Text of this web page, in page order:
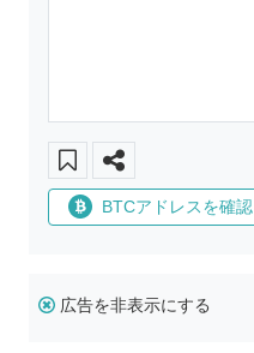
BTCアドレスを確認
広告を非表示にする